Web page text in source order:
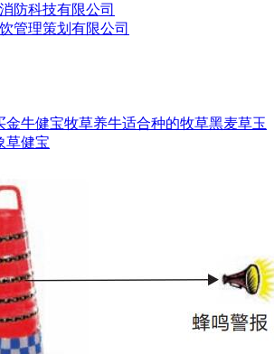
防科技有限公司
管理策划有限公司
金牛健宝牧草养牛适合种的牧草黑麦草玉
草健宝